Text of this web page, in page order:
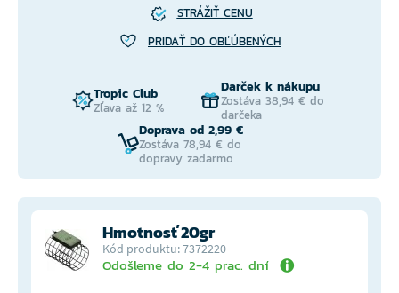
STRÁŽIŤ CENU
PRIDAŤ DO OBĽÚBENÝCH
Tropic Club
Zľava až 12 %
Darček k nákupu
Zostáva 38,94 € do
darčeka
Doprava od 2,99 €
Zostáva 78,94 € do
dopravy zadarmo
Hmotnosť 20gr
Kód produktu: 7372220
Odošleme do 2-4 prac. dní